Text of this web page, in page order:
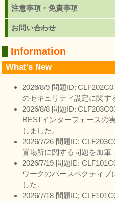
注意事項・免責事項
お問い合わせ
Information
What's New
2026/8/9 問題ID:
のセキュリティ設定に関す
2026/8/8 問題ID:
RESTインターフェースの
しました。
2026/7/26 問題ID:
置場所に関する問題を加筆
2026/7/19 問題ID:
ワークのパースペクティブ
した。
2026/7/18 問題ID: